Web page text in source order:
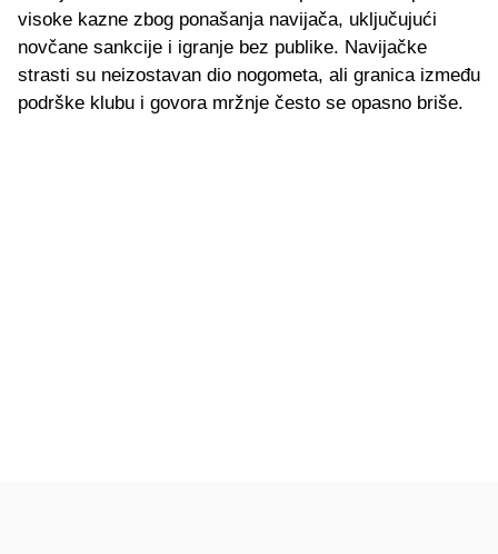
visoke kazne zbog ponašanja navijača, uključujući
novčane sankcije i igranje bez publike. Navijačke
strasti su neizostavan dio nogometa, ali granica između
podrške klubu i govora mržnje često se opasno briše.